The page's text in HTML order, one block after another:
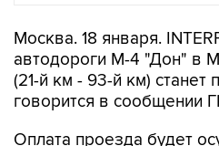
Москва. 18 января.
автодороги М-4 "Дон" в
(21-й км - 93-й км) станет
говорится в сообщении
Оплата проезда будет